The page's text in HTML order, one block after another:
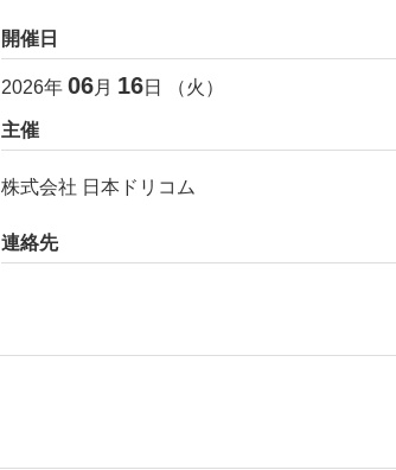
開催日
2026年 06月 16日 （火 ）
主催
株式会社 日本ドリコム
連絡先